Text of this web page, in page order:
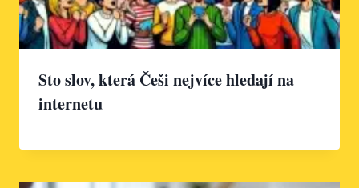
Sto slov, která Češi nejvíce hledají na
internetu